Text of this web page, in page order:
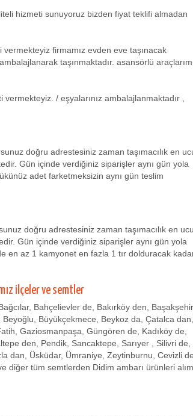
hizmeti sunuyoruz bizden fiyat teklifi almadan
vermekteyiz firmamız evden eve taşınacak
taşınmaktadır. asansörlü
vermekteyiz. / eşyalarınız ambalajlanmaktadır ,
doğru adrestesiniz zaman taşımacılık en
Gün içinde verdiğiniz siparişler aynı gün yola
adet farketmeksizin aynı gün teslim
doğru adrestesiniz zaman taşımacılık en
Gün içinde verdiğiniz siparişler aynı gün yola
en az 1 kamyonet en fazla 1 tır dolduracak
ilçeler ve semtler
Bahçelievler de, Bakırköy den,
Büyükçekmece, Beykoz da, Çatalca dan,
Gaziosmanpaşa, Güngören de, Kadıköy de,
den, Pendik, Sancaktepe, Sarıyer , Silivri de,
dan, Üsküdar, Ümraniye, Zeytinburnu, Cevizli
diğer tüm semtlerden Didim ambarı ürünleri